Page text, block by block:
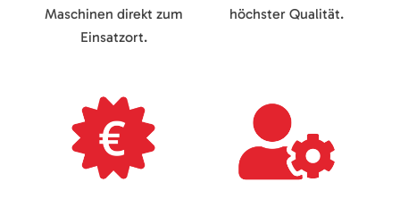
Maschinen direkt zum
Einsatzort.
höchster Qualität.